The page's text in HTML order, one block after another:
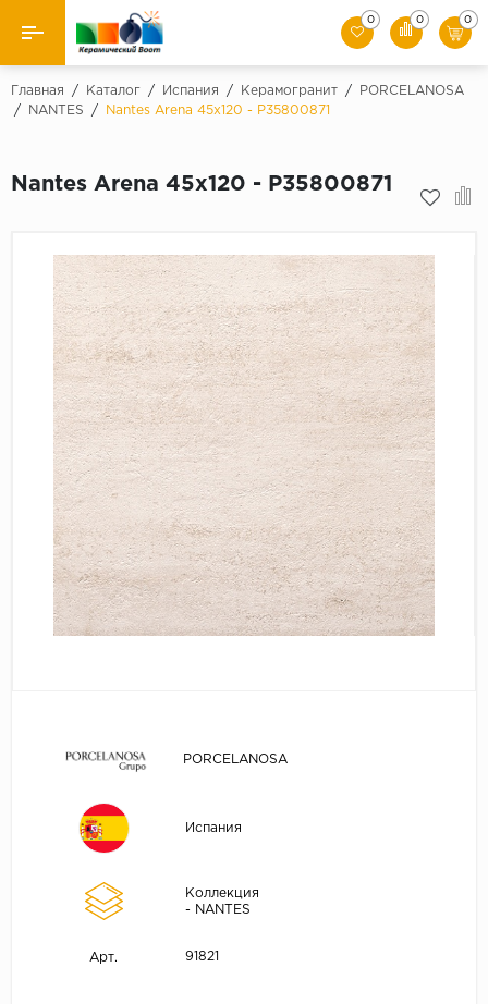
Назад
Керамическая плитка
Мозаики
Искусственный камень
Клинкер
0 0 0
Главная / Каталог / Испания / Керамогранит /
PORCELANOSA
/
NANTES / Nantes Arena 45x120 - P35800871
Nantes Arena 45x120 - P35800871
PORCELANOSA
Испания
Коллекция
- NANTES
Арт. 91821